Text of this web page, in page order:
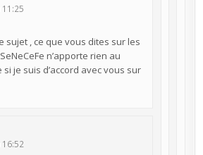
sujet , ce que vous dites sur les
n’apporte rien au
si je suis d’accord avec vous sur